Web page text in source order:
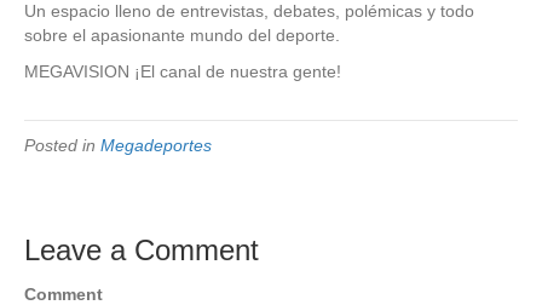
Un espacio lleno de entrevistas, debates, polémicas y todo
sobre el apasionante mundo del deporte.
MEGAVISION ¡El canal de nuestra gente!
Posted in Megadeportes
Leave a Comment
Comment